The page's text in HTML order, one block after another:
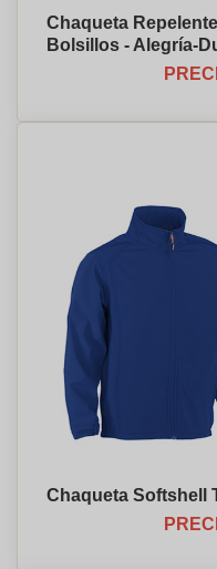
Chaqueta
Bolsillos - Alegría-
Chaqueta Softshell